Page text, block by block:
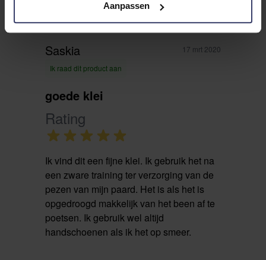
Aanpassen
Saskia
17 mrt 2020
Ik raad dit product aan
goede klei
Rating
Ik vind dit een fijne klei. Ik gebruik het na
een zware training ter verzorging van de
pezen van mijn paard. Het is als het is
opgedroogd makkelijk van het been af te
poetsen. Ik gebruik wel altijd
handschoenen als ik het op smeer.